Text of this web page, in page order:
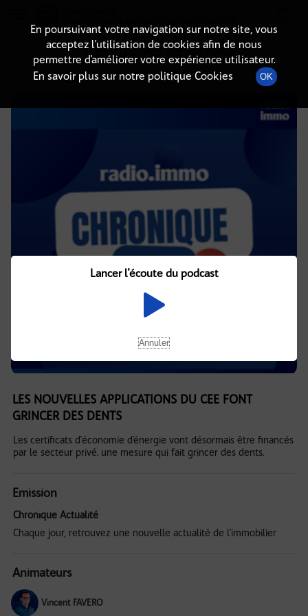
DÉTAILS DE L'ÉPISODE
27 mai 2025 à 4h02, durée : 2 minutes
LES NOUVELLES APPLICATIONS DU CEE FONT
GRINCER DES DENTS
Les certificats d'économie d’énergie vont désormais être financés
par le secteur privé. une mesure qui fait grincer des dents.
Emission
Chronique Actualité
Chaque jour, retrouvez une nouvelle actualité de l'immobilier
Animateurs
Vincent FAVERO
En poursuivant votre navigation sur notre site, vous
acceptez l’utilisation de cookies afin de nous
permettre d’améliorer votre expérience utilisateur.
En savoir plus sur notre politique Cookies
OK
Lancer l'écoute du podcast
Annuler